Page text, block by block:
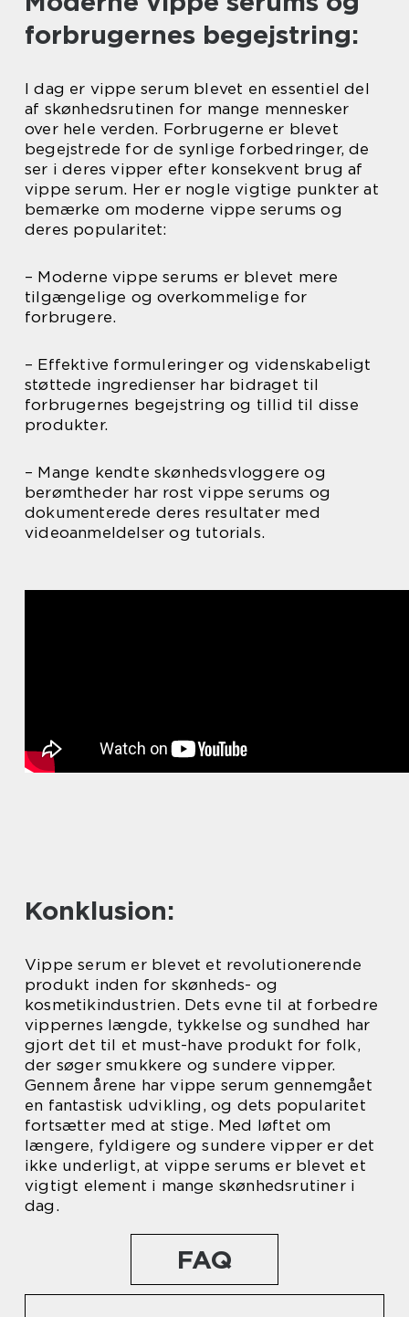
forbrugernes begejstring:
I dag er vippe serum blevet en essentiel del
af skønhedsrutinen for mange mennesker
over hele verden. Forbrugerne er blevet
begejstrede for de synlige forbedringer, de
ser i deres vipper efter konsekvent brug af
vippe serum. Her er nogle vigtige punkter at
bemærke om moderne vippe serums og
deres popularitet:
– Moderne vippe serums er blevet mere
tilgængelige og overkommelige for
forbrugere.
– Effektive formuleringer og videnskabeligt
støttede ingredienser har bidraget til
forbrugernes begejstring og tillid til disse
produkter.
– Mange kendte skønhedsvloggere og
berømtheder har rost vippe serums og
dokumenterede deres resultater med
videoanmeldelser og tutorials.
Konklusion:
Vippe serum er blevet et revolutionerende
produkt inden for skønheds- og
kosmetikindustrien. Dets evne til at forbedre
vippernes længde, tykkelse og sundhed har
gjort det til et must-have produkt for folk,
der søger smukkere og sundere vipper.
Gennem årene har vippe serum gennemgået
en fantastisk udvikling, og dets popularitet
fortsætter med at stige. Med løftet om
længere, fyldigere og sundere vipper er det
ikke underligt, at vippe serums er blevet et
vigtigt element i mange skønhedsrutiner i
dag.
FAQ